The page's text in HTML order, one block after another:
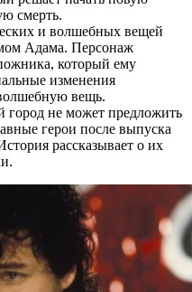
смерть.
и волшебных вещей
Адама. Персонаж
который ему
изменения
вещь.
город не может предложить
герои после выпуска
рассказывает о их